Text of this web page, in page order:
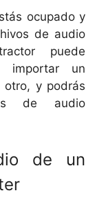
ocupado y
de audio
puede
importar un
otro, y podrás
de audio
de un